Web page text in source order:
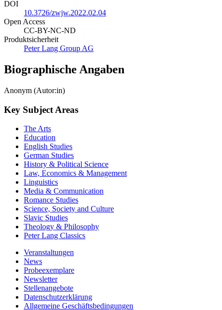
DOI
10.3726/zwjw.2022.02.04
Open Access
CC-BY-NC-ND
Produktsicherheit
Peter Lang Group AG
Biographische Angaben
Anonym (Autor:in)
Key Subject Areas
The Arts
Education
English Studies
German Studies
History & Political Science
Law, Economics & Management
Linguistics
Media & Communication
Romance Studies
Science, Society and Culture
Slavic Studies
Theology & Philosophy
Peter Lang Classics
Veranstaltungen
News
Probeexemplare
Newsletter
Stellenangebote
Datenschutzerklärung
Allgemeine Geschäftsbedingungen